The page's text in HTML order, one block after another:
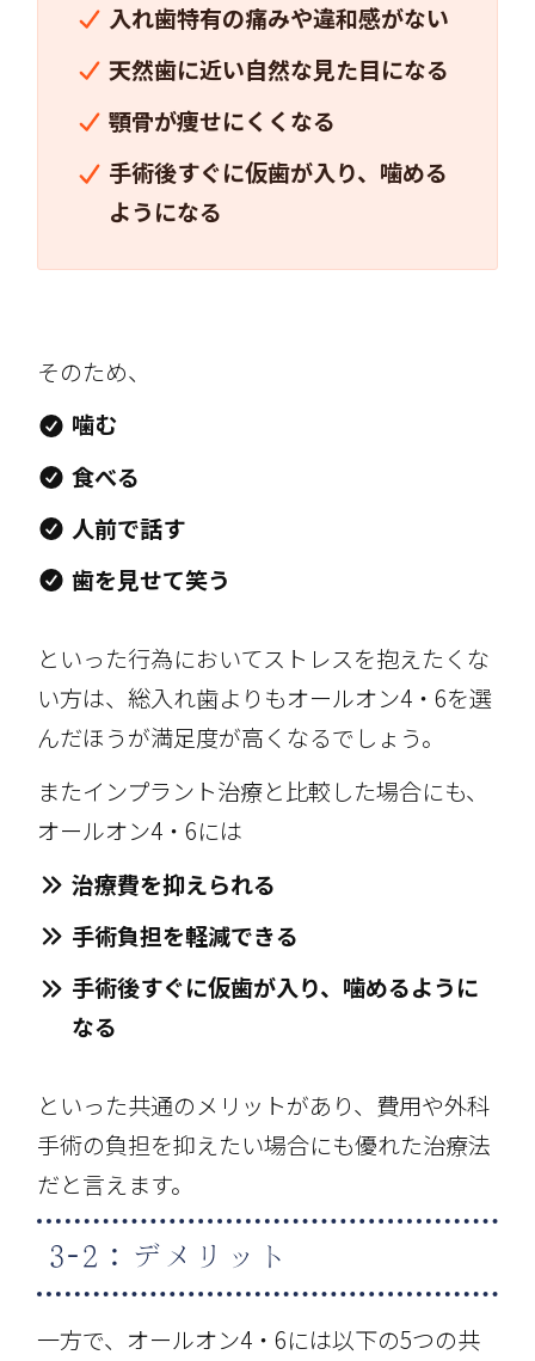
入れ歯特有の痛みや違和感がない
天然歯に近い自然な見た目になる
顎骨が痩せにくくなる
手術後すぐに仮歯が入り、噛める
ようになる
そのため、
噛む
食べる
人前で話す
歯を見せて笑う
といった行為においてストレスを抱えたくな
い方は、総入れ歯よりもオールオン4・6を選
んだほうが満足度が高くなるでしょう。
またインプラント治療と比較した場合にも、
オールオン4・6には
治療費を抑えられる
手術負担を軽減できる
手術後すぐに仮歯が入り、噛めるように
なる
といった共通のメリットがあり、費用や外科
手術の負担を抑えたい場合にも優れた治療法
だと言えます。
3-2：デメリット
一方で、オールオン4・6には以下の5つの共